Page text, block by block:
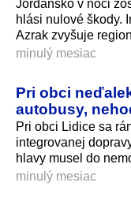
Jordánsko v noci
hlási nulové škody.
Azrak zvyšuje
minulý mesiac
Pri obci
autobusy,
Pri obci Lidice sa
integrovanej
hlavy musel do
minulý mesiac